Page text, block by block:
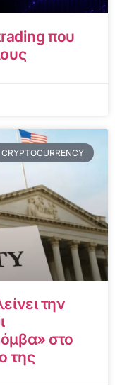
που
CRYPTOCURRENCY
την
στο
της